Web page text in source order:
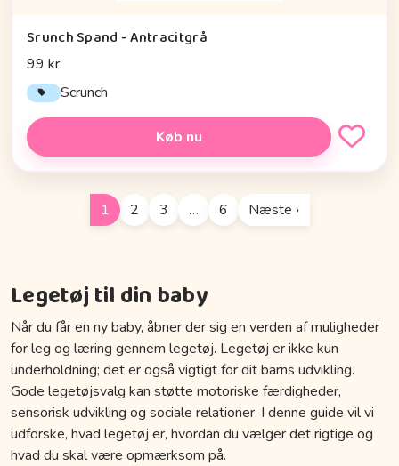
Srunch Spand - Antracitgrå
99 kr.
Scrunch
Køb nu
1 2 3 … 6 Næste ›
Legetøj til din baby
Når du får en ny baby, åbner der sig en verden af muligheder
for leg og læring gennem legetøj. Legetøj er ikke kun
underholdning; det er også vigtigt for dit barns udvikling.
Gode legetøjsvalg kan støtte motoriske færdigheder,
sensorisk udvikling og sociale relationer. I denne guide vil vi
udforske, hvad legetøj er, hvordan du vælger det rigtige og
hvad du skal være opmærksom på.